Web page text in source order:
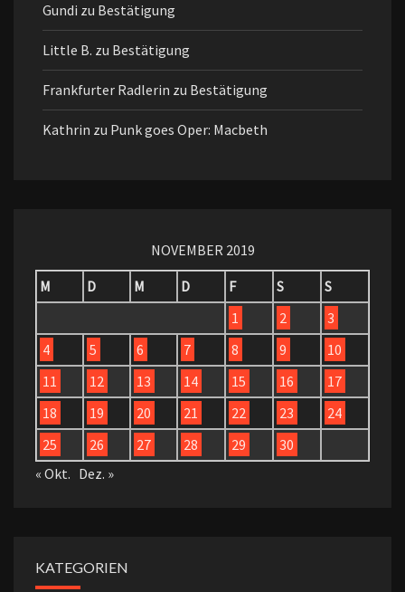
Gundi zu Bestätigung
Little B. zu Bestätigung
Frankfurter Radlerin zu Bestätigung
Kathrin zu Punk goes Oper: Macbeth
NOVEMBER 2019
M
D M D F S
S
1
2
3
4
5 6 7 8 9
10
11
12 13 14 15 16
17
18
19 20 21 22 23
24
25
26 27 28 29
30
« Okt. Dez. »
KATEGORIEN